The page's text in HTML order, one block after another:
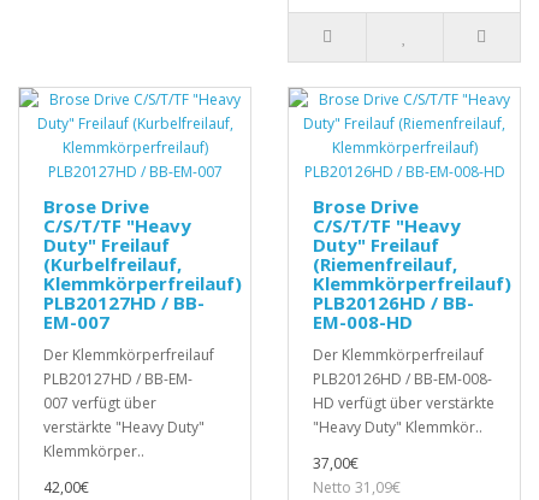
Brose Drive
C/S/T/TF "Heavy
Duty" Freilauf
(Kurbelfreilauf,
Klemmkörperfreilauf)
PLB20127HD / BB-
EM-007
Der Klemmkörperfreilauf
PLB20127HD / BB-EM-
007 verfügt über
verstärkte "Heavy Duty"
Klemmkörper..
42,00€
Brose Drive
C/S/T/TF "Heavy
Duty" Freilauf
(Riemenfreilauf,
Klemmkörperfreilauf)
PLB20126HD / BB-
EM-008-HD
Der Klemmkörperfreilauf
PLB20126HD / BB-EM-008-
HD verfügt über verstärkte
"Heavy Duty" Klemmkör..
37,00€
Netto 31,09€